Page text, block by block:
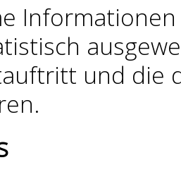
und die